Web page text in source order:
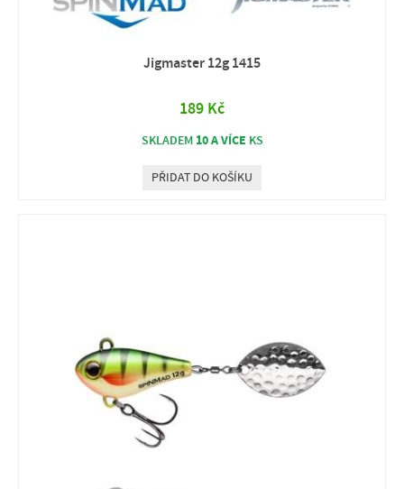
Jigmaster 12g 1415
189 Kč
SKLADEM 10 A VÍCE KS
PŘIDAT DO KOŠÍKU